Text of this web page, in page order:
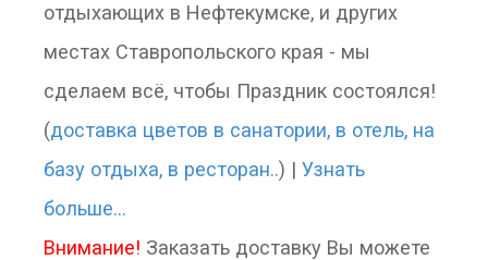
отдыхающих в Нефтекумске, и других
местах Ставропольского края - мы
сделаем всё, чтобы Праздник состоялся!
(доставка цветов в санатории, в отель, на
базу отдыха, в ресторан..) | Узнать
больше...
Внимание! Заказать доставку Вы можете